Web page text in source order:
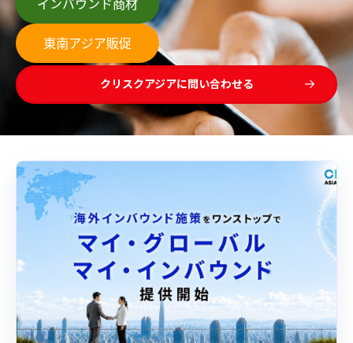
クリスクアジアに問い合わせる